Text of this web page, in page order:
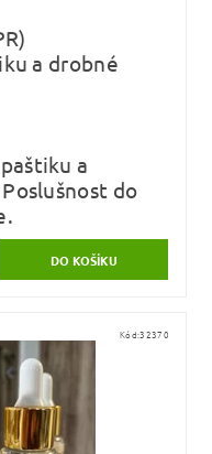
a drobné
a
do
Kód:32370